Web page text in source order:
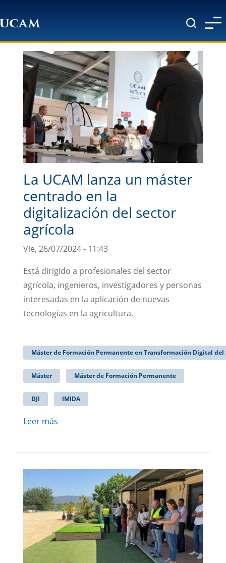
La UCAM lanza un máster
centrado en la
digitalización del sector
agrícola
Vie, 26/07/2024 - 11:43
Está dirigido a profesionales del sector
agrícola, ingenieros, investigadores y personas
interesadas en la aplicación de nuevas
tecnologías en la agricultura.
Máster de Formación Permanente en Transformación Digital del
Máster Máster de Formación Permanente
DJI IMIDA
Leer más